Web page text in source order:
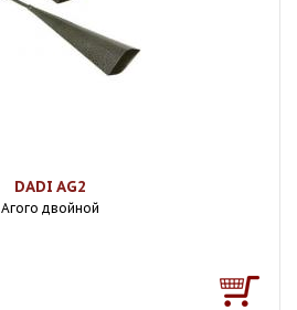
DADI AG2
Агого двойной